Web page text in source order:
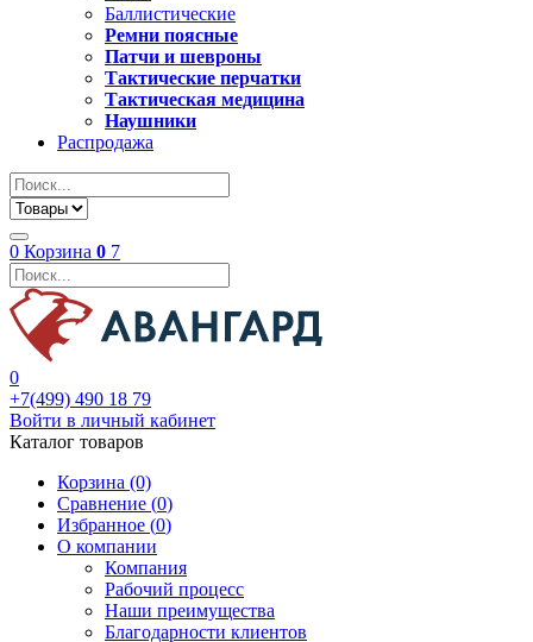
Баллистические
Ремни поясные
Патчи и шевроны
Тактические перчатки
Тактическая медицина
Наушники
Распродажа
0 Корзина 0 7
0
+7(499) 490 18 79
Войти в личный кабинет
Каталог товаров
Корзина (0)
Сравнение (0)
Избранное (0)
О компании
Компания
Рабочий процесс
Наши преимущества
Благодарности клиентов